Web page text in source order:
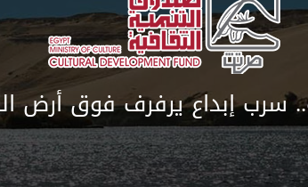
سرب إبداع يرفرف فوق أرض